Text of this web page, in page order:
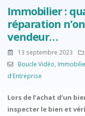
Immobilier :
réparation
vendeur…
13 septembre 2023
Boucle Vidéo
d'Entreprise
Lors de l’achat d’un
inspecter le bien et